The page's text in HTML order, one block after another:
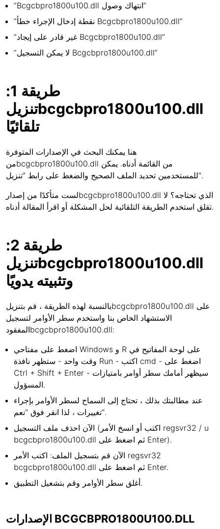
“Bcgcbpro1800u100.dll انتهاك وصول”
“نقطة إدخال الإجراء خطأ Bcgcbpro1800u100.dll”
“غير قادر على إيجاد Bcgcbpro1800u100.dll”
“لا يمكن التسجيل Bcgcbpro1800u100.dll”
طريقة 1:
تنزيلbcgcbpro1800u100.dll
تلقائيًا
هنا يمكنك البحث في الإصدارات المتوفرة
منbcgcbpro1800u100.dll من القائمة أدناه. يمكن
للمستخدمين تحديد الملف الصحيح والضغط على رابط "تنزيل".
لست متأكدًا من إصدارbcgcbpro1800u100.dll الذي تحتاجه؟ لا
تقلق استخدم الطريقة التلقائية لحل المشكلة أو اقرأ المقالة أدناه.
طريقة 2:
تنزيلbcgcbpro1800u100.dll
وتثبيته يدويًا
بالنسبة لهذه الطريقة ، قم بتنزيلbcgcbpro1800u100.dll على
الاستشهاد الخاص بنا واستخدم سطر الأوامر لتسجيل
المفقودbcgcbpro1800u100.dll:
اضغط على مفتاحي Windows و R على لوحة المفاتيح في
وقت واحد - ستظهر نافذة Run - اكتب cmd - اضغط على
Ctrl + Shift + Enter - سيظهر أمامك سطر أوامر بامتيازات
المسؤول.
عند مطالبتك بذلك ، تحتاج إلى السماح لسطر الأوامر بإجراء
تغييرات ، لذا انقر فوق "نعم".
الآن احذف ملف التسجيل (اكتب أو انسخ الأمر regsvr32 / u
bcgcbpro1800u100.dll ثم اضغط على Enter).
الآن قم بتسجيل الملف: اكتب الأمر regsvr32
bcgcbpro1800u100.dll ثم اضغط على Enter.
أغلق سطر الأوامر وقم بتشغيل التطبيق.
الإصدارات BCGCBPRO1800U100.DLL